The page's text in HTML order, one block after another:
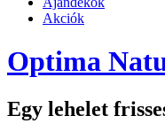
Akciók
Optima
Egy lehelet